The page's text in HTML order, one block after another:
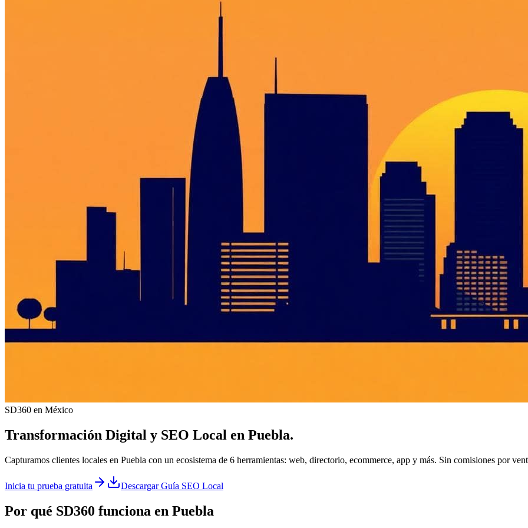
SD360 en México
Transformación Digital y SEO Local en Puebla.
Capturamos clientes locales en Puebla con un ecosistema de 6 herramientas: web, directorio, ecommerce, app y más. Sin comisiones por
Inicia tu prueba gratuita Descargar Guía SEO Local
Por qué SD360 funciona en Puebla